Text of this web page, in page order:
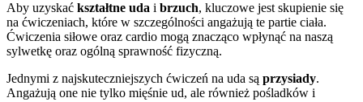
Aby uzyskać kształtne uda i brzuch, kluczowe jest skupienie się
na ćwiczeniach, które w szczególności angażują te partie ciała.
Ćwiczenia siłowe oraz cardio mogą znacząco wpłynąć na naszą
sylwetkę oraz ogólną sprawność fizyczną.
Jednymi z najskuteczniejszych ćwiczeń na uda są przysiady.
Angażują one nie tylko mięśnie ud, ale również pośladków i